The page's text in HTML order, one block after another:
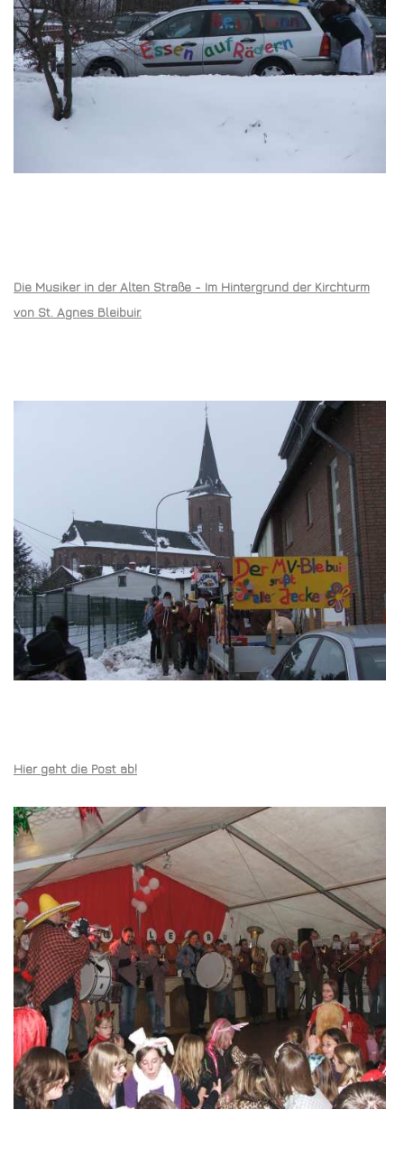
Die Musiker in der Alten Straße - Im Hintergrund der Kirchturm
von St. Agnes Bleibuir.
Hier geht die Post ab!